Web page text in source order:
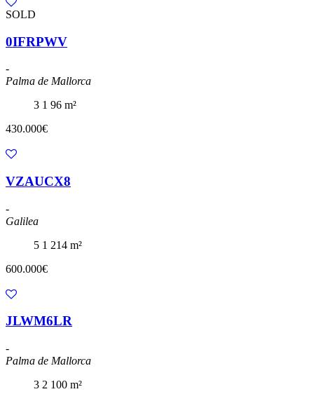
SOLD
0IFRPWV
-
Palma de Mallorca
3 1 96 m²
430.000€
VZAUCX8
-
Galilea
5 1 214 m²
600.000€
JLWM6LR
-
Palma de Mallorca
3 2 100 m²